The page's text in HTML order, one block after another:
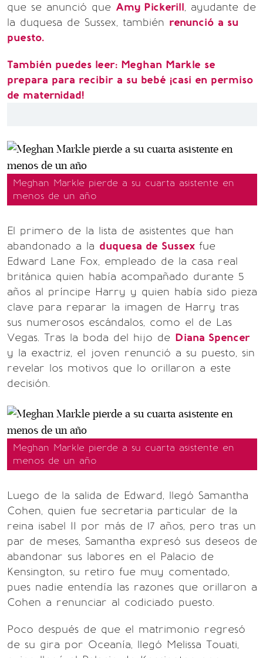
que se anunció que Amy Pickerill, ayudante de
la duquesa de Sussex, también renunció a su
puesto.
También puedes leer: Meghan Markle se
prepara para recibir a su bebé ¡casi en permiso
de maternidad!
Meghan Markle pierde a su cuarta asistente en
menos de un año
El primero de la lista de asistentes que han
abandonado a la duquesa de Sussex fue
Edward Lane Fox, empleado de la casa real
británica quien había acompañado durante 5
años al príncipe Harry y quien había sido pieza
clave para reparar la imagen de Harry tras
sus numerosos escándalos, como el de Las
Vegas. Tras la boda del hijo de Diana Spencer
y la exactriz, el joven renunció a su puesto, sin
revelar los motivos que lo orillaron a este
decisión.
Meghan Markle pierde a su cuarta asistente en
menos de un año
Luego de la salida de Edward, llegó Samantha
Cohen, quien fue secretaria particular de la
reina isabel II por más de 17 años, pero tras un
par de meses, Samantha expresó sus deseos de
abandonar sus labores en el Palacio de
Kensington, su retiro fue muy comentado,
pues nadie entendía las razones que orillaron a
Cohen a renunciar al codiciado puesto.
Poco después de que el matrimonio regresó
de su gira por Oceanía, llegó Melissa Touati,